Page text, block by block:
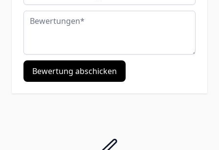
Bewertungen
Bewertung abschicken